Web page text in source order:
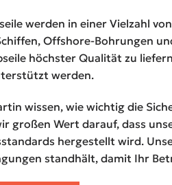
werden in einer Vielzahl
Offshore-Bohrungen
höchster Qualität zu
werden.
wissen, wie wichtig die
großen Wert darauf, dass
hergestellt wird.
standhält, damit Ihr